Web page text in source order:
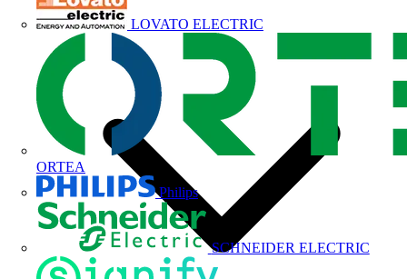
LOVATO ELECTRIC
ORTEA
Philips
SCHNEIDER ELECTRIC